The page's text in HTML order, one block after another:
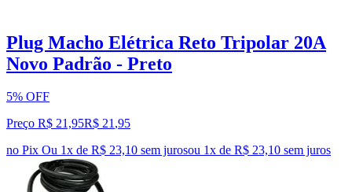
Plug Macho Elétrica Reto Tripolar 20A
Novo Padrão - Preto
5% OFF
Preço R$ 21,95R$ 21,95
no Pix Ou 1x de R$ 23,10 sem jurosou 1x de R$ 23,10 sem juros